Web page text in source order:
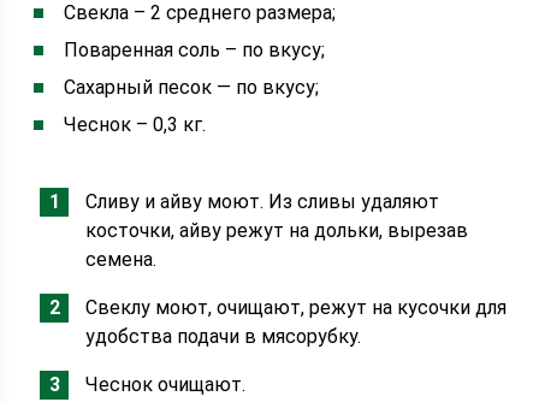
Свекла – 2 среднего размера;
Поваренная соль – по вкусу;
Сахарный песок — по вкусу;
Чеснок – 0,3 кг.
Сливу и айву моют. Из сливы удаляют
косточки, айву режут на дольки, вырезав
семена.
Свеклу моют, очищают, режут на кусочки для
удобства подачи в мясорубку.
Чеснок очищают.